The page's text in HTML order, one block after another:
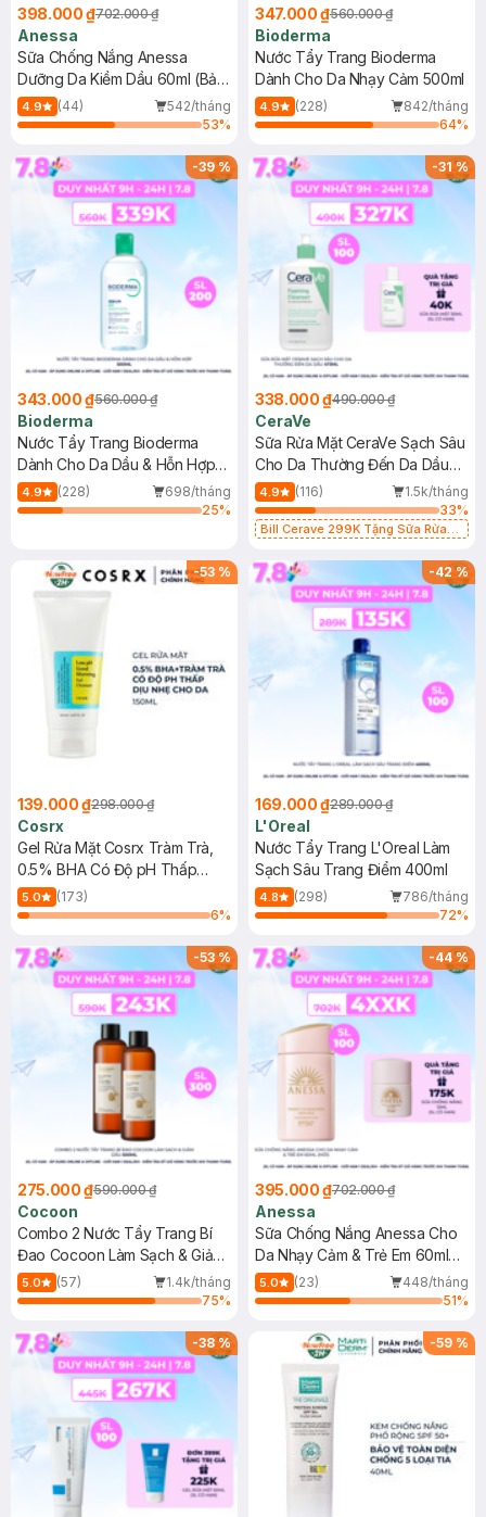
398.000 ₫702.000 ₫
Anessa
Sữa Chống Nắng Anessa
Dưỡng Da Kiềm Dầu 60ml (Bản
Mới)
4.9 (44)
542/tháng
53%
347.000 ₫560.000 ₫
Bioderma
Nước Tẩy Trang Bioderma
Dành Cho Da Nhạy Cảm 500ml
4.9 (228)
842/tháng
64%
-39%
343.000 ₫560.000 ₫
Bioderma
Nước Tẩy Trang Bioderma
Dành Cho Da Dầu & Hỗn Hợp
500ml
4.9 (228)
698/tháng
25%
-31%
338.000 ₫490.000 ₫
CeraVe
Sữa Rửa Mặt CeraVe Sạch Sâu
Cho Da Thường Đến Da Dầu
473ml
4.9 (116)
1.5k/tháng
33%
Bill Cerave 299K Tặng Sữa Rửa
-53 %
139.000 ₫298.000 ₫
Cosrx
Gel Rửa Mặt Cosrx Tràm Trà,
0.5% BHA Có Độ pH Thấp
150ml
5.0
(173)
6%
-42%
169.000 ₫289.000 ₫
L'Oreal
Nước Tẩy Trang L'Oreal Làm
Sạch Sâu Trang Điểm 400ml
4.8 (298)
786/tháng
72%
-53%
275.000 ₫590.000 ₫
Cocoon
Combo 2 Nước Tẩy Trang Bí
Đao Cocoon Làm Sạch & Giảm
Dầu 500ml
5.0 (57)
1.4k/tháng
75%
-44%
395.000 ₫702.000 ₫
Anessa
Sữa Chống Nắng Anessa Cho
Da Nhạy Cảm & Trẻ Em 60ml
(Mới)
5.0 (23)
448/tháng
51%
-38% -59 %